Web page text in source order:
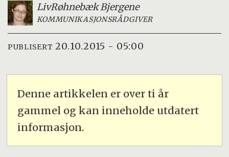
LivRøhnebæk Bjergene
KOMMUNIKASJONSRÅDGIVER
PUBLISERT 20.10.2015 - 05:00
Denne artikkelen er over ti år
gammel og kan inneholde utdatert
informasjon.